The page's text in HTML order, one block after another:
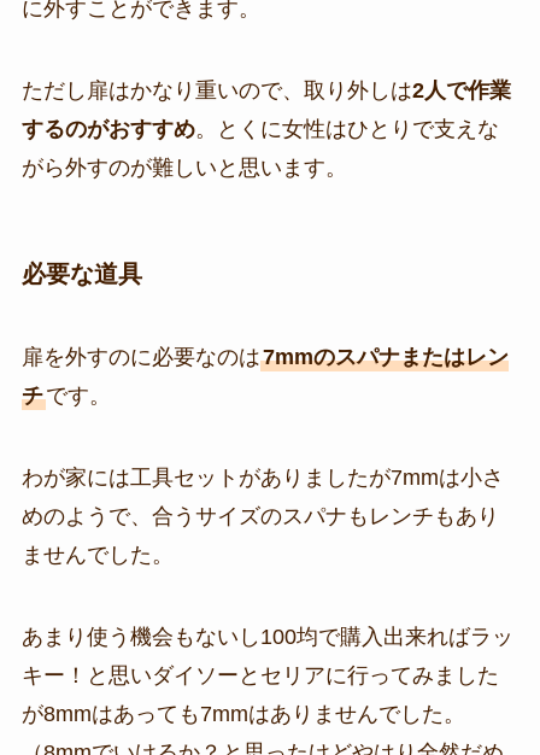
に外すことができます。
ただし扉はかなり重いので、取り外しは2人で作業
するのがおすすめ。とくに女性はひとりで支えな
がら外すのが難しいと思います。
必要な道具
扉を外すのに必要なのは7mmのスパナまたはレン
チです。
わが家には工具セットがありましたが7mmは小さ
めのようで、合うサイズのスパナもレンチもあり
ませんでした。
あまり使う機会もないし100均で購入出来ればラッ
キー！と思いダイソーとセリアに行ってみました
が8mmはあっても7mmはありませんでした。